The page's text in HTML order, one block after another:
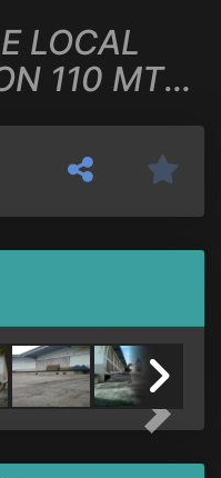
LOCAL
110 MTS
EXHIB. DE
Next